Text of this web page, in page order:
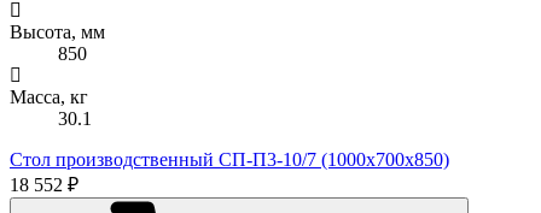
Высота, мм
850
Масса, кг
30.1
Стол производственный СП-П3-10/7 (1000х700х850)
18 552 ₽